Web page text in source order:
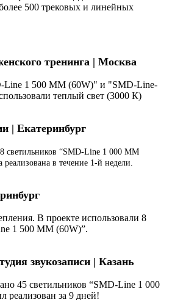
500 трековых и линейных
тренинга | Москва
Line 1 500 ММ (60W)" и "SMD-Line-
теплый свет (3000 К)
| Екатеринбург
светильников “SMD-Line 1 000 ММ
в течение 1-й недели.
В проекте использовали 8
1 500 ММ (60W)”.
звукозаписи | Казань
45 светильников “SMD-Line 1 000
за 9 дней!